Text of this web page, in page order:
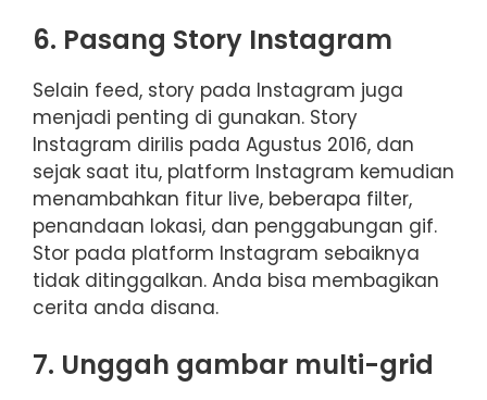
6. Pasang Story Instagram
Selain feed, story pada Instagram juga
menjadi penting di gunakan. Story
Instagram dirilis pada Agustus 2016, dan
sejak saat itu, platform Instagram kemudian
menambahkan fitur live, beberapa filter,
penandaan lokasi, dan penggabungan gif.
Stor pada platform Instagram sebaiknya
tidak ditinggalkan. Anda bisa membagikan
cerita anda disana.
7. Unggah gambar multi-grid